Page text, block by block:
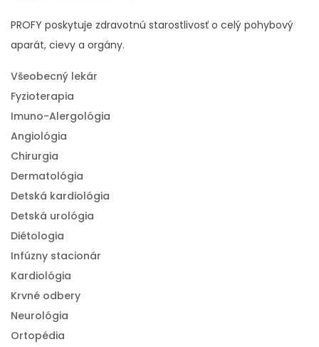
PROFY poskytuje zdravotnú starostlivosť o celý pohybový
aparát, cievy a orgány.
Všeobecný lekár
Fyzioterapia
Imuno-Alergológia
Angiológia
Chirurgia
Dermatológia
Detská kardiológia
Detská urológia
Diétologia
Infúzny stacionár
Kardiológia
Krvné odbery
Neurológia
Ortopédia